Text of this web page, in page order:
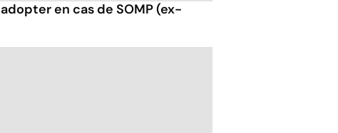
en cas de SOMP (ex-